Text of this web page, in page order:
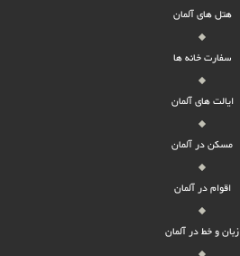
هتل های آلمان
سفارت خانه ها
ایالت های آلمان
مسکن در آلمان
اقوام در آلمان
زبان و خط در آلمان